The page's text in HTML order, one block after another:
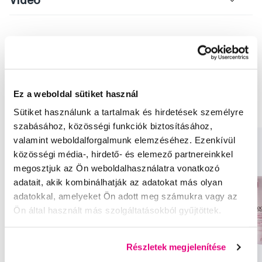
Ez a weboldal sütiket használ
Sütiket használunk a tartalmak és hirdetések személyre
szabásához, közösségi funkciók biztosításához,
valamint weboldalforgalmunk elemzéséhez. Ezenkívül
közösségi média-, hirdető- és elemező partnereinkkel
megosztjuk az Ön weboldalhasználatra vonatkozó
adatait, akik kombinálhatják az adatokat más olyan
adatokkal, amelyeket Ön adott meg számukra vagy az
Ön által használt más szolgáltatásokból gyűjtöttek.
Részletek megjelenítése